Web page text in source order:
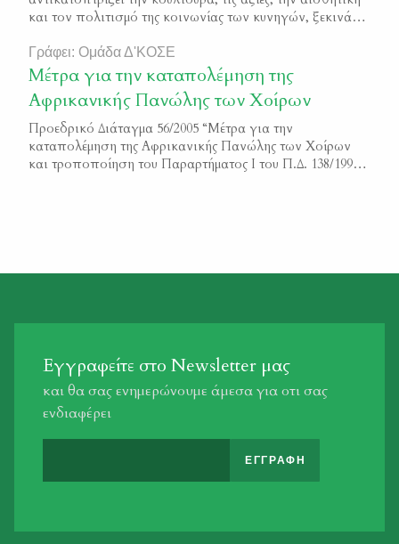
και τον πολιτισμό της κοινωνίας των κυνηγών, ξεκινάει
έναρξης του διαγωνισμού που πραγματοποιείται υπό
την αιγίδα και την ευθύνη της, η Δ΄Κ.Ο.Σ.Ε. είναι
υποχρεωμένη να τονίσει τόσο προς τους συμμετέχοντες,
όσο και προς όλους […]
Γράφει: Ομάδα Δ'ΚΟΣΕ
Μέτρα για την καταπολέμηση της
Αφρικανικής Πανώλης των Χοίρων
Προεδρικό Διάταγμα 56/2005 “Μέτρα για την
καταπολέμηση της Αφρικανικής Πανώλης των Χοίρων
και τροποποίηση του Παραρτήματος Ι του Π.Δ. 138/1995
Εγγραφείτε στο Newsletter μας
και θα σας ενημερώνουμε άμεσα για οτι σας
ενδιαφέρει